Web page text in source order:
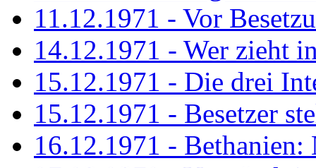
11.12.1971 - Vor
14.12.1971 - Wer zieht
15.12.1971 - Die drei
15.12.1971 - Besetzer
16.12.1971 - Bethanien: